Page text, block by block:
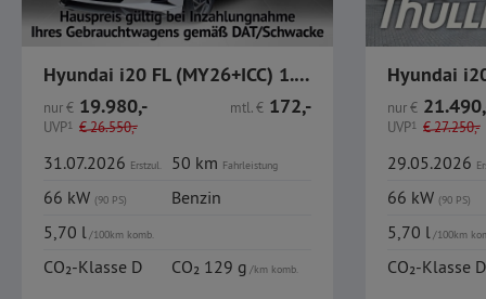
Hyundai i20 FL (MY26+ICC) 1.0 T-GDI Trend, Komfort-Paket
nur€ 19.980,-
UVP1 €26.550,-
mtl.€ 172,-
31.07.2026 Erstzul. 50 km Fahrleistung
66 kW (90 PS)
Benzin
5,70 l/100km komb.
CO₂-Klasse D CO₂ 129 g/km komb.
nur€
UVP1 €27.250,-
29.05.2026
66 kW (90 PS)
5,70 l/100km
CO₂-Klasse D